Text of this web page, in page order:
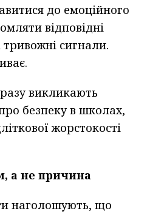
до емоційного
відповідні
сигнали.
викликають
безпеку в школах,
жорстокості
а не причина
наголошують, що